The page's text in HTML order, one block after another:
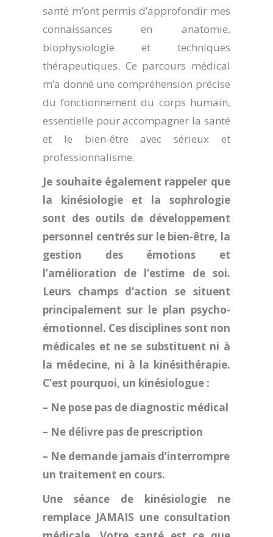
santé m’ont permis d’approfondir mes
connaissances en anatomie,
biophysiologie et techniques
thérapeutiques. Ce parcours médical
m’a donné une compréhension précise
du fonctionnement du corps humain,
essentielle pour accompagner la santé
et le bien-être avec sérieux et
professionnalisme.
Je souhaite également rappeler que
la kinésiologie et la sophrologie
sont des outils de développement
personnel centrés sur le bien-être, la
gestion des émotions et
l’amélioration de l’estime de soi.
Leurs champs d’action se situent
principalement sur le plan psycho-
émotionnel. Ces disciplines sont non
médicales et ne se substituent ni à
la médecine, ni à la kinésithérapie.
C’est pourquoi, un kinésiologue :
– Ne pose pas de diagnostic médical
– Ne délivre pas de prescription
– Ne demande jamais d’interrompre
un traitement en cours.
Une séance de kinésiologie ne
remplace JAMAIS une consultation